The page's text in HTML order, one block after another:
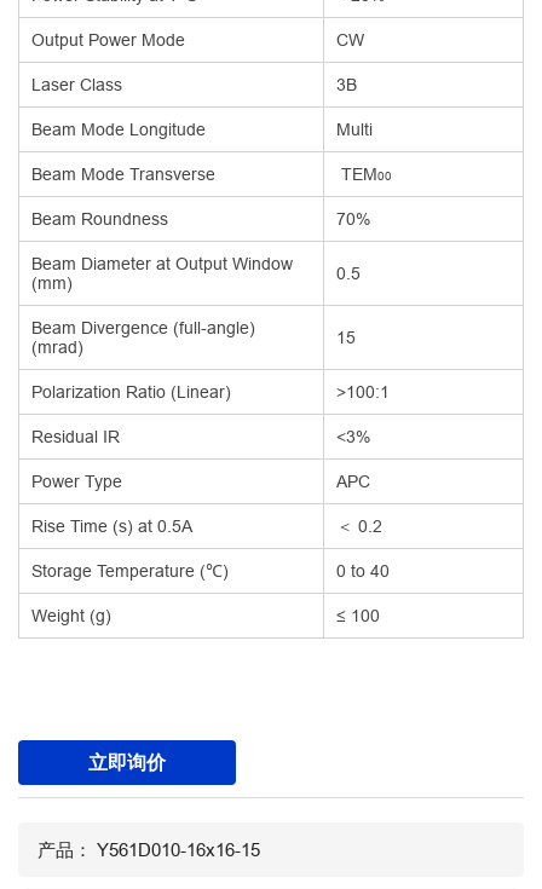
Output Power Mode
CW
Laser Class
3B
Beam Mode Longitude
Multi
Beam Mode Transverse
TEM00
Beam Roundness
70%
Beam Diameter at Output Window
(mm)
0.5
Beam Divergence (full-angle)
(mrad)
15
Polarization Ratio (Linear)
>100:1
Residual IR
<3%
Power Type
APC
Rise Time (s) at 0.5A
＜ 0.2
Storage Temperature (℃)
0 to 40
Weight (g)
≤ 100
立即询价